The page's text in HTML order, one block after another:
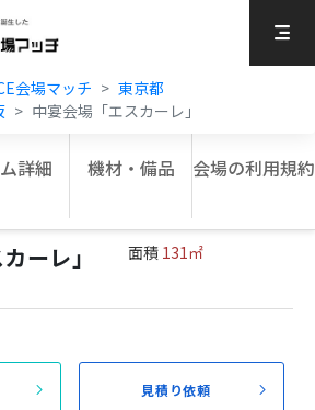
会場マッチ
東京都
中宴会場「エスカーレ」
詳細 機材・備品 会場の利用規約
ーレ」 面積 131㎡
見積り依頼